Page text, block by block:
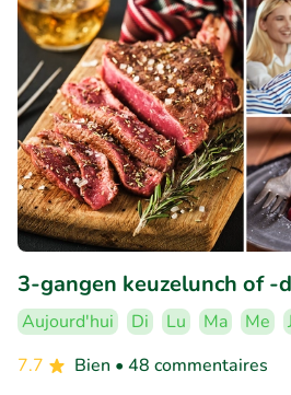
3-gangen keuzelunch of -
Aujourd'hui Di Lu Ma Me
7.7
Bien • 48 commentaires